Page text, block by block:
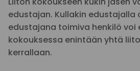
edustajan. Kullakin edustajalla
edustajana toimiva henkilö voi
kokouksessa enintään yhtä
kerrallaan.